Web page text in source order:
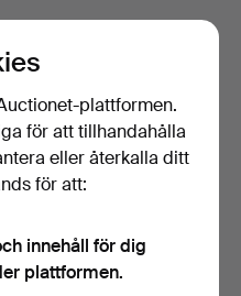
in
här
plattformen.
för att tillhandahålla
eller återkalla ditt
för att:
innehåll för dig
plattformen.